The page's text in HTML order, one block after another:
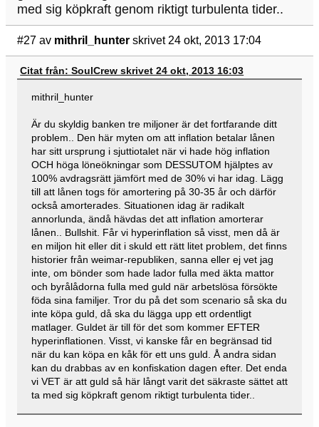
med sig köpkraft genom riktigt turbulenta tider..
#27 av mithril_hunter skrivet 24 okt, 2013 17:04
Citat från: SoulCrew skrivet 24 okt, 2013 16:03
mithril_hunter
Är du skyldig banken tre miljoner är det fortfarande ditt
problem.. Den här myten om att inflation betalar lånen
har sitt ursprung i sjuttiotalet när vi hade hög inflation
OCH höga löneökningar som DESSUTOM hjälptes av
100% avdragsrätt jämfört med de 30% vi har idag. Lägg
till att lånen togs för amortering på 30-35 år och därför
också amorterades. Situationen idag är radikalt
annorlunda, ändå hävdas det att inflation amorterar
lånen.. Bullshit. Får vi hyperinflation så visst, men då är
en miljon hit eller dit i skuld ett rätt litet problem, det finns
historier från weimar-republiken, sanna eller ej vet jag
inte, om bönder som hade lador fulla med äkta mattor
och byrålådorna fulla med guld när arbetslösa försökte
föda sina familjer. Tror du på det som scenario så ska du
inte köpa guld, då ska du lägga upp ett ordentligt
matlager. Guldet är till för det som kommer EFTER
hyperinflationen. Visst, vi kanske får en begränsad tid
när du kan köpa en kåk för ett uns guld. Å andra sidan
kan du drabbas av en konfiskation dagen efter. Det enda
vi VET är att guld så här långt varit det säkraste sättet att
ta med sig köpkraft genom riktigt turbulenta tider..